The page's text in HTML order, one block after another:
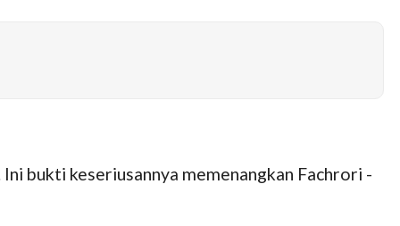
bukti keseriusannya memenangkan Fachrori -